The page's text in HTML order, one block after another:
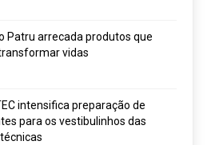
Patru arrecada produtos que
vidas
intensifica preparação de
para os vestibulinhos das